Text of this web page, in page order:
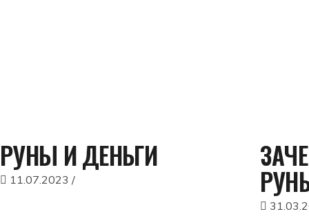
РУНЫ И ДЕНЬГИ
11.07.2023